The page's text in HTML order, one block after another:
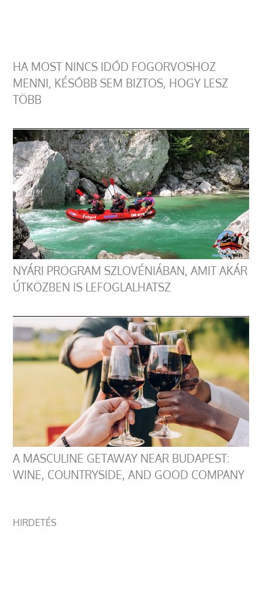
HA MOST NINCS IDŐD FOGORVOSHOZ
MENNI, KÉSŐBB SEM BIZTOS, HOGY LESZ
TÖBB
NYÁRI PROGRAM SZLOVÉNIÁBAN, AMIT AKÁR
ÚTKÖZBEN IS LEFOGLALHATSZ
A MASCULINE GETAWAY NEAR BUDAPEST:
WINE, COUNTRYSIDE, AND GOOD COMPANY
HIRDETÉS